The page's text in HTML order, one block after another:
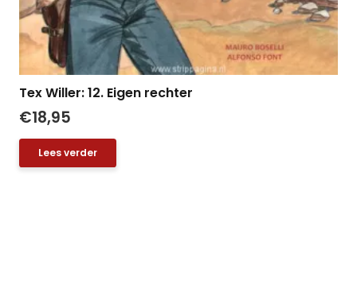
Tex Willer: 12. Eigen rechter
€18,95
Lees verder